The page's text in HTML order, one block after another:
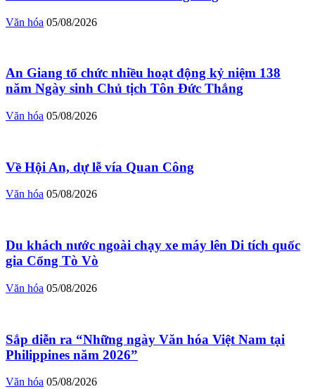
Văn hóa 05/08/2026
An Giang tổ chức nhiều hoạt động kỷ niệm 138
năm Ngày sinh Chủ tịch Tôn Đức Thắng
Văn hóa 05/08/2026
Về Hội An, dự lễ vía Quan Công
Văn hóa 05/08/2026
Du khách nước ngoài chạy xe máy lên Di tích quốc
gia Cổng Tò Vò
Văn hóa 05/08/2026
Sắp diễn ra “Những ngày Văn hóa Việt Nam tại
Philippines năm 2026”
Văn hóa 05/08/2026